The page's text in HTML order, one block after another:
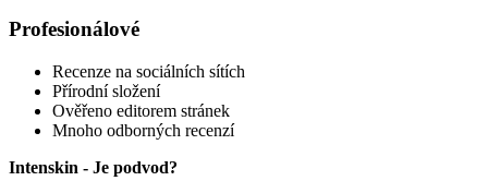
Profesionálové
Recenze na sociálních sítích
Přírodní složení
Ověřeno editorem stránek
Mnoho odborných recenzí
Intenskin - Je podvod?